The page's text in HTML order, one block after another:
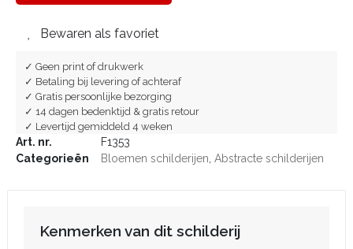
Bewaren als favoriet
✓ Geen print of drukwerk
✓ Betaling bij levering of achteraf
✓ Gratis persoonlijke bezorging
✓ 14 dagen bedenktijd & gratis retour
✓ Levertijd gemiddeld 4 weken
Art. nr.
F1353
Categorieën
Bloemen schilderijen Abstracte schilderijen
Kenmerken van dit schilderij